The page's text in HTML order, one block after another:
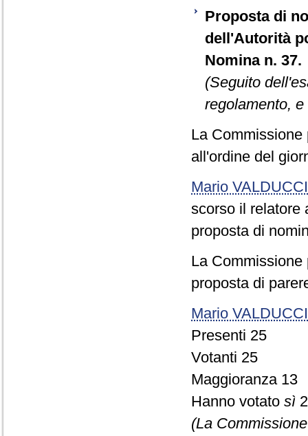
Proposta di
dell'Autorità
Nomina n. 37.
(Seguito
regolamento,
La
all'ordine del
Mario VALDUCCI
scorso il relatore
proposta di
La
proposta di
Mario VALDUCCI
Presenti 25
Votanti 25
Maggioranza 13
Hanno votato sì
(La